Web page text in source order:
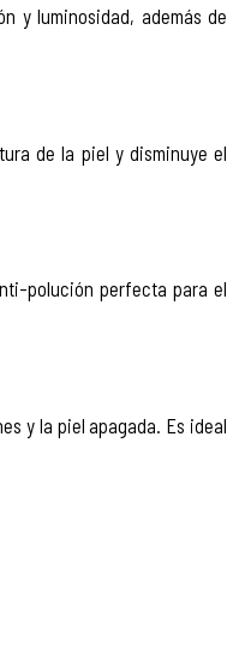
y luminosidad, además de
de la piel y disminuye el
polución perfecta para el
y la piel apagada. Es ideal